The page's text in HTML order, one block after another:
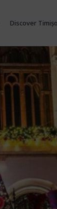
Discover